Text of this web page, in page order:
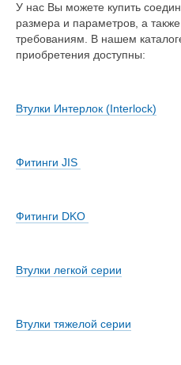
У нас Вы можете купить
размера и параметров, а
требованиям. В нашем
приобретения доступны:
Втулки Интерлок (Interlock)
Фитинги JIS
Фитинги DKO
Втулки легкой серии
Втулки тяжелой серии